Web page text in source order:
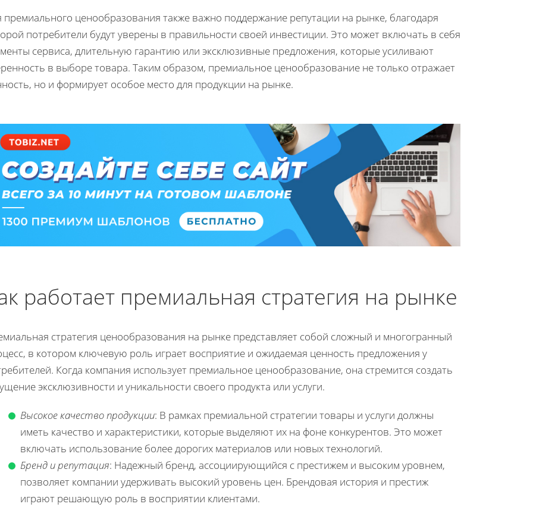
премиального ценообразования также важно поддержание репутации на рынке, благодаря
потребители будут уверены в правильности своей инвестиции. Это может включать в себя
сервиса, длительную гарантию или эксклюзивные предложения, которые усиливают
в выборе товара. Таким образом, премиальное ценообразование не только отражает
но и формирует особое место для продукции на рынке.
работает премиальная стратегия на рынке
стратегия ценообразования на рынке представляет собой сложный и многогранный
в котором ключевую роль играет восприятие и ожидаемая ценность предложения у
Когда компания использует премиальное ценообразование, она стремится создать
эксклюзивности и уникальности своего продукта или услуги.
Высокое качество продукции: В рамках премиальной стратегии товары и услуги должны
иметь качество и характеристики, которые выделяют их на фоне конкурентов. Это может
включать использование более дорогих материалов или новых технологий.
Бренд и репутация: Надежный бренд, ассоциирующийся с престижем и высоким уровнем,
позволяет компании удерживать высокий уровень цен. Брендовая история и престиж
играют решающую роль в восприятии клиентами.